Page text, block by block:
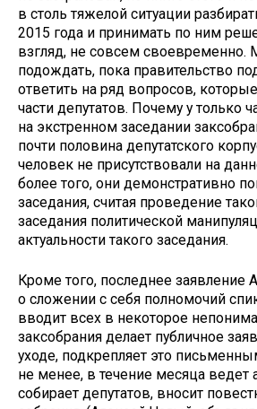
в столь тяжелой ситуации
2015 года и принимать по ним
взгляд, не совсем
подождать, пока правительство
ответить на ряд вопросов,
части депутатов. Почему у только
на экстренном заседании
почти половина депутатского
человек не присутствовали на
более того, они демонстративно
заседания, считая проведение
заседания политической
актуальности такого заседания.
Кроме того, последнее заявление
о сложении с себя полномочий
вводит всех в некоторое
заксобрания делает публичное
уходе, подкрепляет это
не менее, в течение месяца ведет
собирает депутатов, вносит